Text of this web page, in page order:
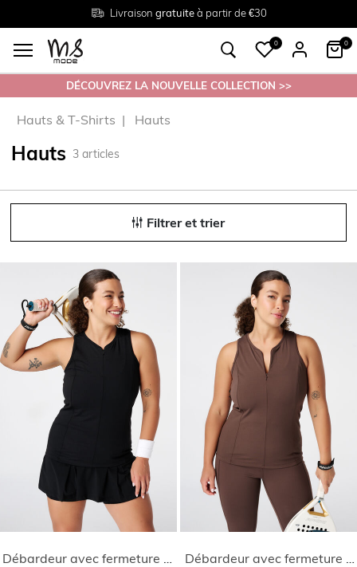
Livraison gratuiteà partir de €30
Tailles du38 au 54
Retourgratuit en magasin
0 0
DÉCOUVREZ LA NOUVELLE COLLECTION >>
Hauts & T-Shirts Hauts
Hauts 3 articles
Filtrer et trier
Débardeur avec fermeture éclair Débardeur avec fermeture éclair